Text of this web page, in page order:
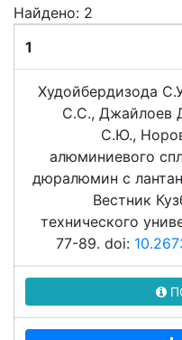
Найдено: 2
1
Худойбердизода
С.С., Джайлоев
С.Ю.,
алюминиевого
дюралюмин с
Вестник
технического
77-89. doi: